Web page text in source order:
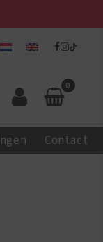
0
Contact